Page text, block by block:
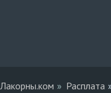
Лакорны.ком Расплата